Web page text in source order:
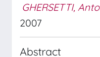
GHERSETTI,
2007
Abstract